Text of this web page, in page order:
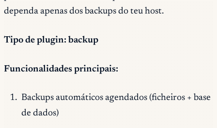
dependa apenas dos backups do teu host.
Tipo de plugin: backup
Funcionalidades principais:
Backups automáticos agendados (ficheiros + base
de dados)